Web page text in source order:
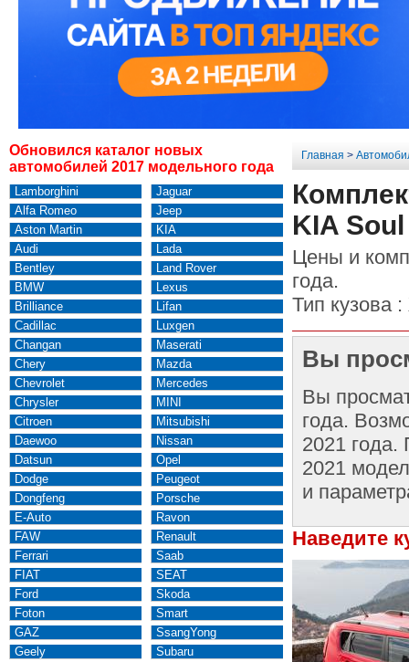
Обновился каталог новых
автомобилей 2017 модельного года
Lamborghini
Alfa Romeo
Aston Martin
Audi
Bentley
BMW
Brilliance
Cadillac
Changan
Chery
Chevrolet
Chrysler
Citroen
Daewoo
Datsun
Dodge
Dongfeng
E-Auto
FAW
Ferrari
FIAT
Ford
Foton
GAZ
Geely
Jaguar
Jeep
KIA
Lada
Land Rover
Lexus
Lifan
Luxgen
Maserati
Mazda
Mercedes
MINI
Mitsubishi
Nissan
Opel
Peugeot
Porsche
Ravon
Renault
Saab
SEAT
Skoda
Smart
SsangYong
Subaru
Главная >
KIA
Цены и
года.
Тип кузова :
Вы
Вы
года.
2021 года.
2021
и
Наведите